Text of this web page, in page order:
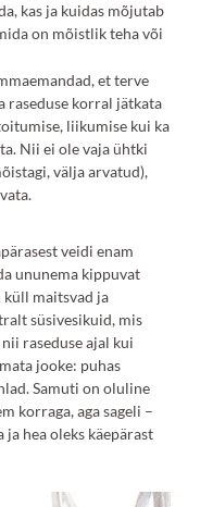
kas ja kuidas mõjutab
on mõistlik teha või
et terve
raseduse korral jätkata
liikumise kui ka
Nii ei ole vaja ühtki
välja arvatud),
veidi enam
ununema kippuvat
küll maitsvad ja
süsivesikuid, mis
raseduse ajal kui
jooke: puhas
Samuti on oluline
korraga, aga sageli –
hea oleks käepärast